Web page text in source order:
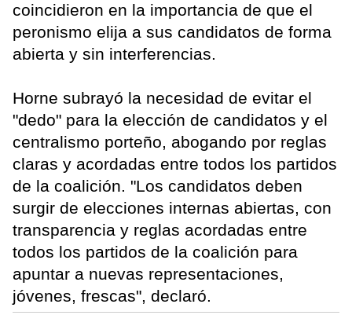
coincidieron en la importancia de que el
peronismo elija a sus candidatos de forma
abierta y sin interferencias.
Horne subrayó la necesidad de evitar el
"dedo" para la elección de candidatos y el
centralismo porteño, abogando por reglas
claras y acordadas entre todos los partidos
de la coalición. "Los candidatos deben
surgir de elecciones internas abiertas, con
transparencia y reglas acordadas entre
todos los partidos de la coalición para
apuntar a nuevas representaciones,
jóvenes, frescas", declaró.